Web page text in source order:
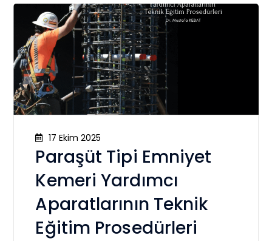
17 Ekim 2025
Paraşüt Tipi Emniyet
Kemeri Yardımcı
Aparatlarının Teknik
Eğitim Prosedürleri